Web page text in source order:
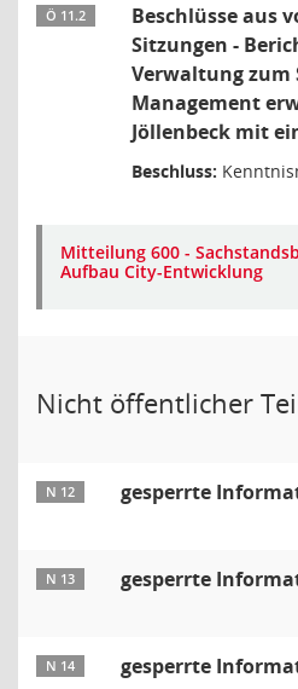
Ö 11.2
Beschlüsse aus
Sitzungen -
Verwaltung zum
Management
Jöllenbeck mit
Beschluss:
Mitteilung 600 -
Aufbau City-Entwicklung
Nicht öffentlicher
N 12 gesperrte
N 13 gesperrte
N 14 gesperrte